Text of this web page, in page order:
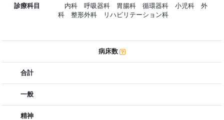
診療科目
内科 呼吸器科 胃腸科 循環器科 小児科 外
科 整形外科 リハビリテーション科
病床数
合計
一般
精神